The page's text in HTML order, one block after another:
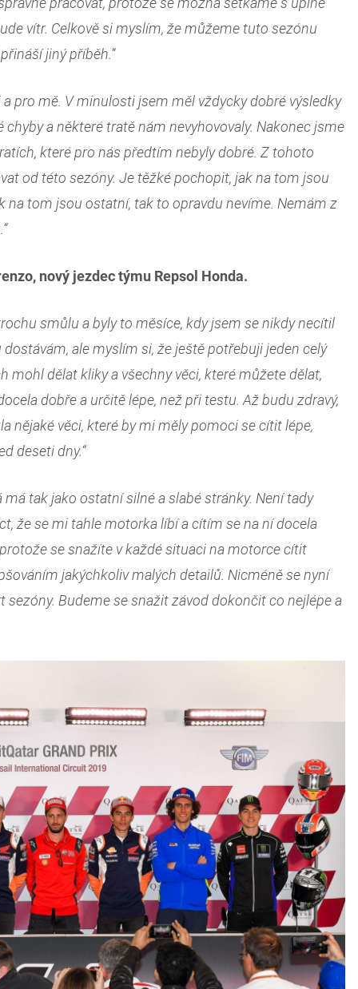
vítr. Celkově si myslím, že můžeme tuto sezónu
jiný příběh.“
pro mě. V minulosti jsem měl vždycky dobré výsledky
a některé tratě nám nevyhovovaly. Nakonec jsme
které pro nás předtím nebyly dobré. Z tohoto
od této sezóny. Je těžké pochopit, jak na tom jsou
na tom jsou ostatní, tak to opravdu nevíme. Nemám z
nový jezdec týmu Repsol Honda.
smůlu a byly to měsíce, kdy jsem se nikdy necítil
ale myslím si, že ještě potřebuji jeden celý
mohl dělat kliky a všechny věci, které můžete dělat,
dobře a určitě lépe, než při testu. Až budu zdravý,
nějaké věci, které by mi měly pomoci se cítit lépe,
deseti dny.“
tak jako ostatní silné a slabé stránky. Není tady
že se mi tahle motorka líbí a cítím se na ní docela
se snažíte v každé situaci na motorce cítit
jakýchkoliv malých detailů. Nicméně se nyní
Budeme se snažit závod dokončit co nejlépe a